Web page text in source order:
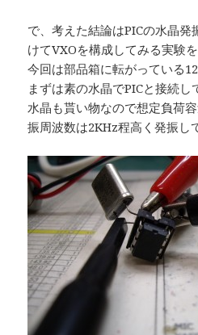
で、考えた結論はPICの水晶発
けてVXOを構成してみる実験
今回は部品箱に転がっている
まずは素の水晶でPICと接続し
水晶も貰い物なので想定負荷
振周波数は2KHz程高く発振し